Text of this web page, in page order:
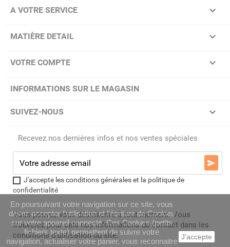
A VOTRE SERVICE 
MATIÈRE DETAIL 
VOTRE COMPTE 
INFORMATIONS SUR LE MAGASIN
SUIVEZ-NOUS 
En poursuivant votre navigation sur ce site, vous
devez accepter l’utilisation et l'écriture de Cookies
sur votre appareil connecté. Ces Cookies (petits
fichiers texte) permettent de suivre votre
navigation, actualiser votre panier, vous reconnaitre J'accepte
Recevez nos dernières infos et nos ventes spéciales

J'accepte les conditions générales et la politique de
confidentialité
Vous pouvez vous désinscrire à tout moment. Vous
trouverez pour cela nos informations de contact dans les
conditions d'utilisation du site.